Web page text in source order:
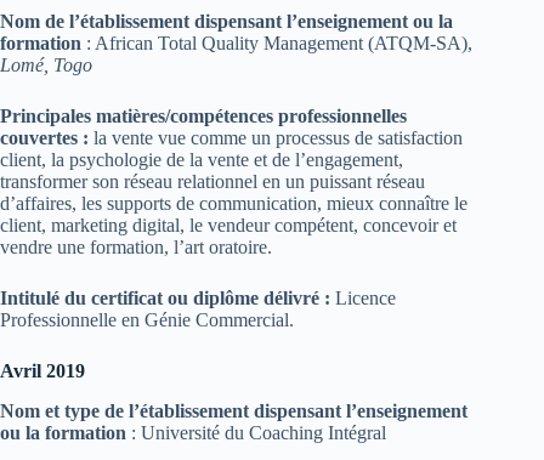
Nom de l’établissement dispensant l’enseignement ou la
formation : African Total Quality Management (ATQM-SA),
Lomé, Togo
Principales matières/compétences professionnelles
couvertes : la vente vue comme un processus de satisfaction
client, la psychologie de la vente et de l’engagement,
transformer son réseau relationnel en un puissant réseau
d’affaires, les supports de communication, mieux connaître le
client, marketing digital, le vendeur compétent, concevoir et
vendre une formation, l’art oratoire.
Intitulé du certificat ou diplôme délivré : Licence
Professionnelle en Génie Commercial.
Avril 2019
Nom et type de l’établissement dispensant l’enseignement
ou la formation : Université du Coaching Intégral